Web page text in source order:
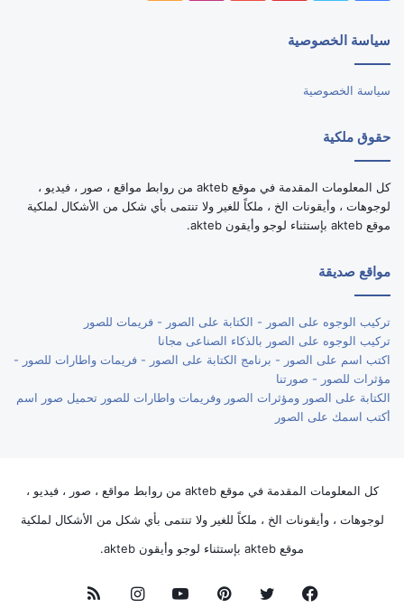
سياسة الخصوصية
سياسة الخصوصية
حقوق ملكية
كل المعلومات المقدمة في موقع akteb من روابط مواقع ، صور ، فيديو ،
لوجوهات ، وأيقونات الخ ، ملكاً للغير ولا تنتمى بأي شكل من الأشكال لملكية
موقع akteb بإستثناء لوجو وأيقون akteb.
مواقع صديقة
تركيب الوجوه على الصور - الكتابة على الصور - فريمات للصور
تركيب الوجوه على الصور بالذكاء الصناعى مجانا
اكتب اسم على الصور - برنامج الكتابة على الصور - فريمات واطارات للصور -
مؤثرات للصور - صورتنا
الكتابة على الصور ومؤثرات الصور وفريمات واطارات للصور تحميل صور اسم
أكتب اسمك على الصور
كل المعلومات المقدمة في موقع akteb من روابط مواقع ، صور ، فيديو ،
لوجوهات ، وأيقونات الخ ، ملكاً للغير ولا تنتمى بأي شكل من الأشكال لملكية
موقع akteb بإستثناء لوجو وأيقون akteb.
فيسبوك تويتر بينتيريستيوتيوبانستقرامملخص